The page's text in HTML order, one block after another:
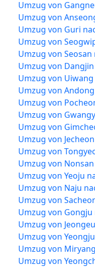
Umzug von
Umzug von
Umzug von Guri
Umzug von
Umzug von Seosan
Umzug von
Umzug von
Umzug von
Umzug von
Umzug von
Umzug von
Umzug von
Umzug von
Umzug von
Umzug von Yeoju
Umzug von Naju
Umzug von
Umzug von
Umzug von
Umzug von
Umzug von
Umzug von